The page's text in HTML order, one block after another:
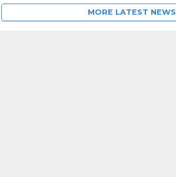
MORE LATEST NEWS